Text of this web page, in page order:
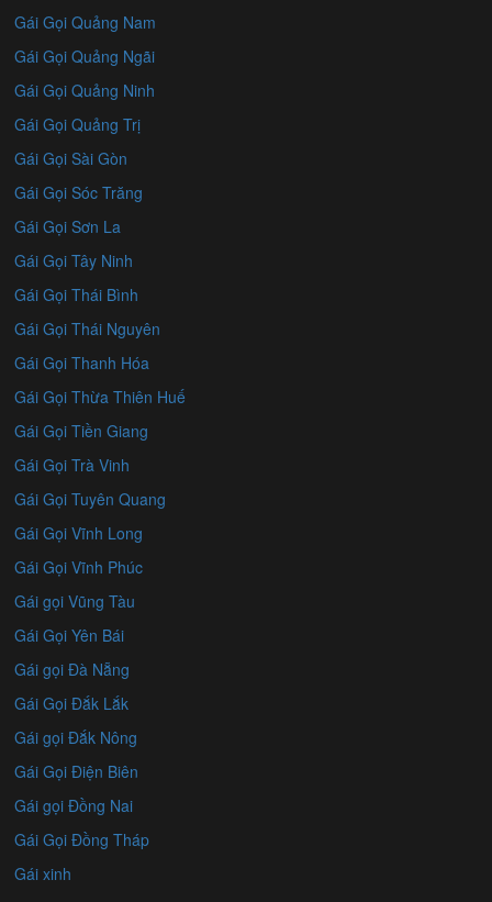
Gái Gọi Quảng Nam
Gái Gọi Quảng Ngãi
Gái Gọi Quảng Ninh
Gái Gọi Quảng Trị
Gái Gọi Sài Gòn
Gái Gọi Sóc Trăng
Gái Gọi Sơn La
Gái Gọi Tây Ninh
Gái Gọi Thái Bình
Gái Gọi Thái Nguyên
Gái Gọi Thanh Hóa
Gái Gọi Thừa Thiên Huế
Gái Gọi Tiền Giang
Gái Gọi Trà Vinh
Gái Gọi Tuyên Quang
Gái Gọi Vĩnh Long
Gái Gọi Vĩnh Phúc
Gái gọi Vũng Tàu
Gái Gọi Yên Bái
Gái gọi Đà Nẵng
Gái Gọi Đắk Lắk
Gái gọi Đắk Nông
Gái Gọi Điện Biên
Gái gọi Đồng Nai
Gái Gọi Đồng Tháp
Gái xinh